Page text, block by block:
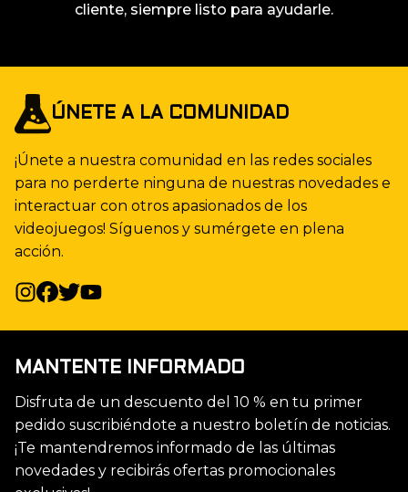
cliente, siempre listo para ayudarle.
ÚNETE A LA COMUNIDAD
¡Únete a nuestra comunidad en las redes sociales
para no perderte ninguna de nuestras novedades e
interactuar con otros apasionados de los
videojuegos! Síguenos y sumérgete en plena
acción.
MANTENTE INFORMADO
Disfruta de un descuento del 10 % en tu primer
pedido suscribiéndote a nuestro boletín de noticias.
¡Te mantendremos informado de las últimas
novedades y recibirás ofertas promocionales